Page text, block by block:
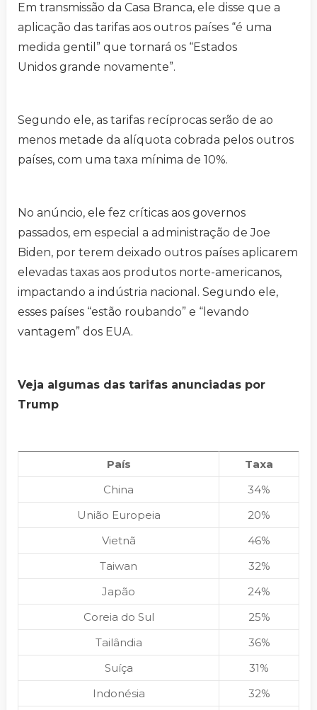
Em transmissão da Casa Branca, ele disse que a
aplicação das tarifas aos outros países “é uma
medida gentil” que tornará os “Estados
Unidos grande novamente”.
Segundo ele, as tarifas recíprocas serão de ao
menos metade da alíquota cobrada pelos outros
países, com uma taxa mínima de 10%.
No anúncio, ele fez críticas aos governos
passados, em especial a administração de Joe
Biden, por terem deixado outros países aplicarem
elevadas taxas aos produtos norte-americanos,
impactando a indústria nacional. Segundo ele,
esses países “estão roubando” e “levando
vantagem” dos EUA.
Veja algumas das tarifas anunciadas por
Trump
País
Taxa
China
34%
União Europeia
20%
Vietnã
46%
Taiwan
32%
Japão
24%
Coreia do Sul
25%
Tailândia
36%
Suíça
31%
Indonésia
32%